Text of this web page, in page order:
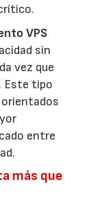
VPS
sin
vez que
Este tipo
entre
más que